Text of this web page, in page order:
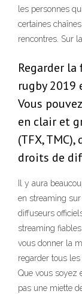
les personnes
certaines
rencontres. Sur
Regarder
rugby 2019
Vous
en clair et
(TFX,
droits de
Il y aura
en streaming
diffuseurs
streaming
vous donner la
regarder tous
Que vous soyez
pas une miette